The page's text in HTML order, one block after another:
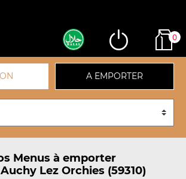
0
A EMPORTER
Menus à emporter
Lez Orchies (59310)